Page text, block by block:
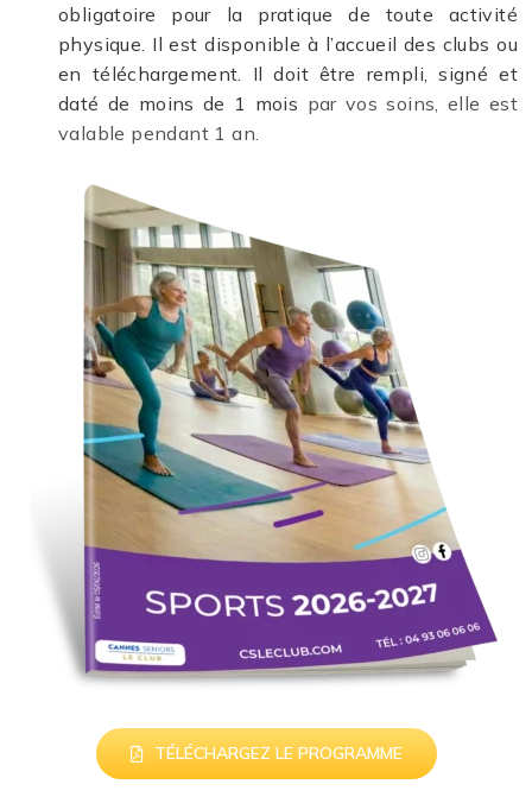
obligatoire pour la pratique de toute activité
physique. Il est disponible à l’accueil des clubs ou
en téléchargement. Il doit être rempli, signé et
daté de moins de 1 mois par vos soins, elle est
valable pendant 1 an.
TÉLÉCHARGEZ LE PROGRAMME